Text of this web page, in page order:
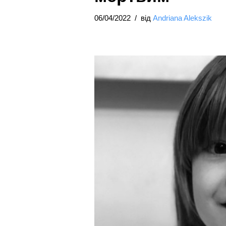
06/04/2022 від Andriana Alekszik